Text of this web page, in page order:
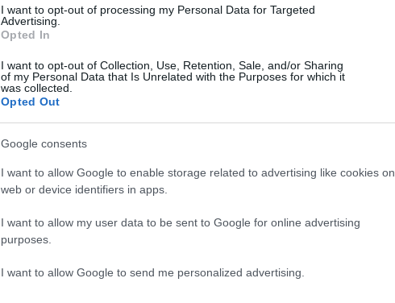
I want to opt-out of processing my Personal Data for Targeted
Advertising.
Opted In
I want to opt-out of Collection, Use, Retention, Sale, and/or Sharing
of my Personal Data that Is Unrelated with the Purposes for which it
was collected.
Opted Out
Google consents
I want to allow Google to enable storage related to advertising like cookies on
web or device identifiers in apps.
I want to allow my user data to be sent to Google for online advertising
purposes.
I want to allow Google to send me personalized advertising.